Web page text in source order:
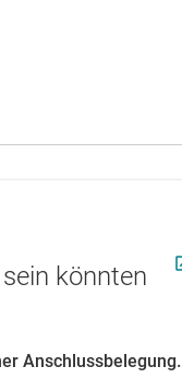
könnten
Anschlussbelegung.